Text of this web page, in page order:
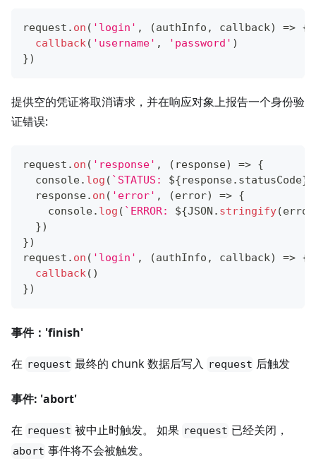
request . on ( 'login' , (authInfo , callback) => {
callback( 'username' , 'password' )
})
提供空的凭证将取消请求，并在响应对象上报告一个身份验
证错误:
request . on ( 'response' , ( response) => {
console. log ( ` STATUS: ${response. statusCode}
  response
. on ( 'error' , (error) => {
console. log ( ` ERROR: ${JSON . stringify(error
})
})
request . on ( 'login' , (authInfo , callback) => {
callback( )
})
事件：'finish'
在 request 最终的 chunk 数据后写入 request 后触发
事件: 'abort'
在 request 被中止时触发。 如果 request 已经关闭，
abort 事件将不会被触发。